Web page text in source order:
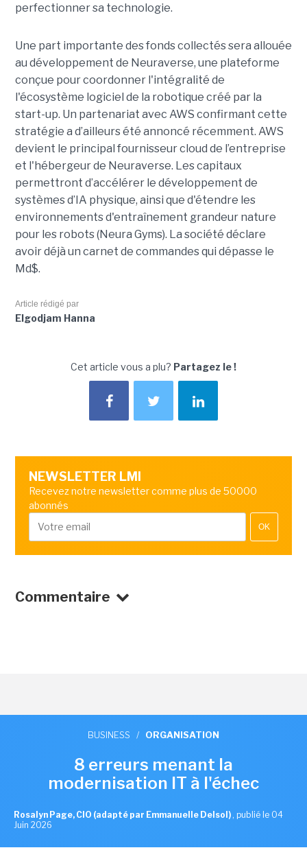
perfectionner sa technologie.
Une part importante des fonds collectés sera allouée
au développement de Neuraverse, une plateforme
conçue pour coordonner l'intégralité de
l'écosystème logiciel de la robotique créé par la
start-up. Un partenariat avec AWS confirmant cette
stratégie a d’ailleurs été annoncé récemment. AWS
devient le principal fournisseur cloud de l’entreprise
et l'hébergeur de Neuraverse. Les capitaux
permettront d’accélérer le développement de
systèmes d’IA physique, ainsi que d'étendre les
environnements d'entraînement grandeur nature
pour les robots (Neura Gyms). La société déclare
avoir déjà un carnet de commandes qui dépasse le
Md$.
Article rédigé par
Elgodjam Hanna
Cet article vous a plu? Partagez le !
NEWSLETTER LMI
Recevez notre newsletter comme plus de 50000
abonnés
OK
Commentaire
BUSINESS / ORGANISATION
8 erreurs menant la
modernisation IT à l'échec
Rosalyn Page, CIO (adapté par Emmanuelle Delsol) , publié le 04
Juin 2026